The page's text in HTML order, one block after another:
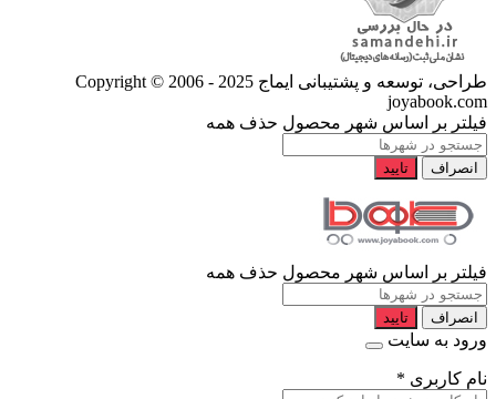
طراحی، توسعه و پشتیبانی ایماج Copyright © 2006 - 2025
joyabook.com
فیلتر بر اساس شهر محصول حذف همه
انصراف تایید
فیلتر بر اساس شهر محصول حذف همه
انصراف تایید
ورود به سایت
نام کاربری *